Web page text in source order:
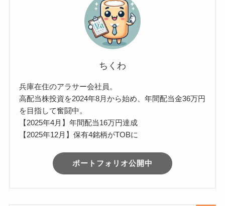
ちくわ
兵庫在住のアラサー会社員。
高配当株投資を2024年8月から始め、年間配当金36万円
を目指して奮闘中。
【2025年4月】年間配当16万円達成
【2025年12月】保有4銘柄がTOBに
ポートフォリオ公開中